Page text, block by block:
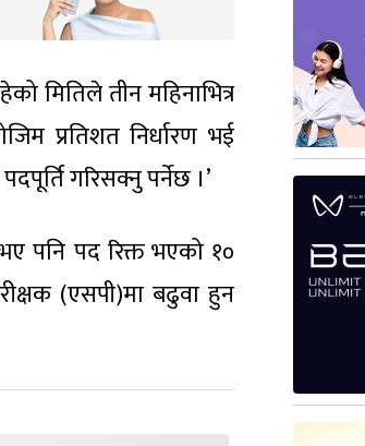
मितिले तीन महिनाभित्र
प्रतिशत निर्धारण भई
गरिसक्नु पर्नेछ ।’
पनि पद रिक्त भएको १०
(एसपी)मा बढुवा हुन